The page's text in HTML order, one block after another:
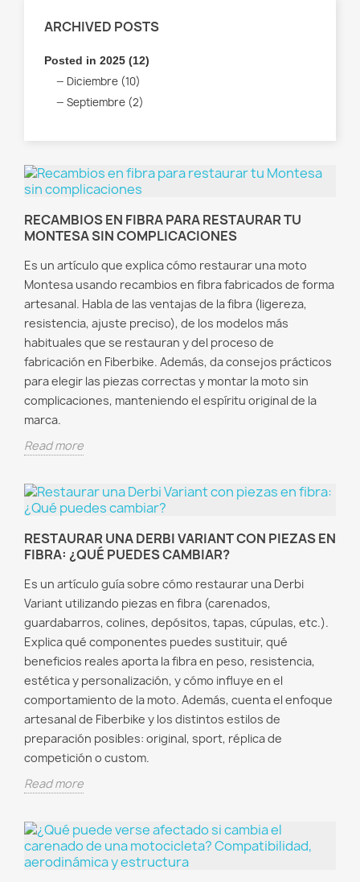
ARCHIVED POSTS
Posted in 2025 (12)
Diciembre (10)
Septiembre (2)
RECAMBIOS EN FIBRA PARA RESTAURAR TU
MONTESA SIN COMPLICACIONES
Es un artículo que explica cómo restaurar una moto
Montesa usando recambios en fibra fabricados de forma
artesanal. Habla de las ventajas de la fibra (ligereza,
resistencia, ajuste preciso), de los modelos más
habituales que se restauran y del proceso de
fabricación en Fiberbike. Además, da consejos prácticos
para elegir las piezas correctas y montar la moto sin
complicaciones, manteniendo el espíritu original de la
marca.
Read more
RESTAURAR UNA DERBI VARIANT CON PIEZAS EN
FIBRA: ¿QUÉ PUEDES CAMBIAR?
Es un artículo guía sobre cómo restaurar una Derbi
Variant utilizando piezas en fibra (carenados,
guardabarros, colines, depósitos, tapas, cúpulas, etc.).
Explica qué componentes puedes sustituir, qué
beneficios reales aporta la fibra en peso, resistencia,
estética y personalización, y cómo influye en el
comportamiento de la moto. Además, cuenta el enfoque
artesanal de Fiberbike y los distintos estilos de
preparación posibles: original, sport, réplica de
competición o custom.
Read more